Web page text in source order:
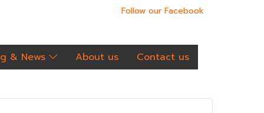
Follow our Facebook
& News About us Contact us